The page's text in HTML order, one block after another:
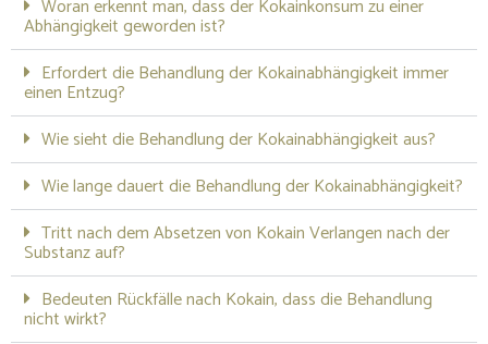
Woran erkennt man, dass der Kokainkonsum zu einer
Abhängigkeit geworden ist?
Erfordert die Behandlung der Kokainabhängigkeit immer
einen Entzug?
Wie sieht die Behandlung der Kokainabhängigkeit aus?
Wie lange dauert die Behandlung der Kokainabhängigkeit?
Tritt nach dem Absetzen von Kokain Verlangen nach der
Substanz auf?
Bedeuten Rückfälle nach Kokain, dass die Behandlung
nicht wirkt?